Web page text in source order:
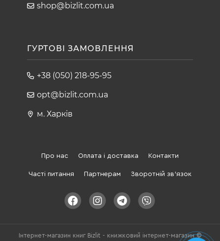
shop@bizlit.com.ua
ГУРТОВІ ЗАМОВЛЕННЯ
+38 (050) 218-95-95
opt@bizlit.com.ua
м. Харків
Про нас Оплата і доставка Контакти
Часті питання Партнерам Зворотній зв'язок
Інтернет-магазин книг Bizlit - книжковий інтернет-магазин ©